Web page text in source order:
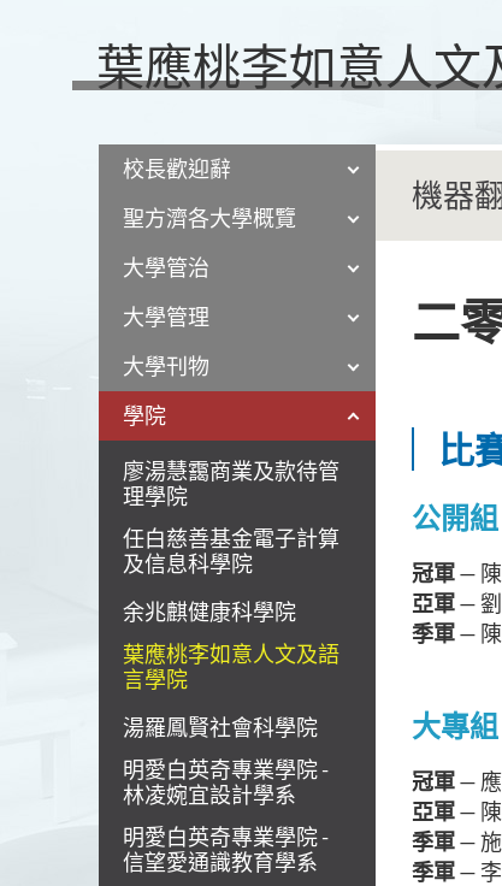
葉應桃李如意人文
校長歡迎辭
聖方濟各大學概覽
大學管治
大學管理
大學刊物
學院
廖湯慧靄商業及款待管
理學院
任白慈善基金電子計算
及信息科學院
余兆麒健康科學院
葉應桃李如意人文及語
言學院
湯羅鳳賢社會科學院
明愛白英奇專業學院 -
林凌婉宜設計學系
明愛白英奇專業學院 -
信望愛通識教育學系
機器
二
比
公開組
冠軍—
亞軍—
季軍—
大專組
冠軍—
亞軍—
季軍—
季軍—